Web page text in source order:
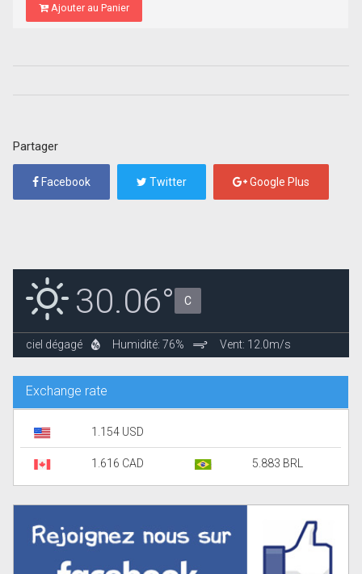
Ajouter au Panier
Partager
Facebook Twitter Google Plus
30.06° C
ciel dégagé Humidité: 76% Vent: 12.0m/s
Exchange rate
1.154 USD
1.616 CAD 5.883 BRL